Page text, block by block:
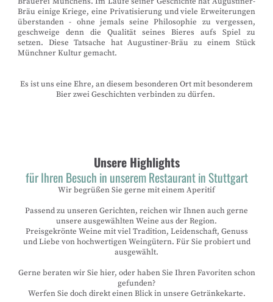
Bräu einige Kriege, eine Privatisierung und viele Erweiterungen
überstanden - ohne jemals seine Philosophie zu vergessen,
geschweige denn die Qualität seines Bieres aufs Spiel zu
setzen. Diese Tatsache hat Augustiner-Bräu zu einem Stück
Münchner Kultur gemacht.
Es ist uns eine Ehre, an diesem besonderen Ort mit besonderem
Bier zwei Geschichten verbinden zu dürfen.
Unsere Highlights
für Ihren Besuch in unserem Restaurant in Stuttgart
Wir begrüßen Sie gerne mit einem Aperitif
Passend zu unseren Gerichten, reichen wir Ihnen auch gerne
unsere ausgewählten Weine aus der Region.
Preisgekrönte Weine mit viel Tradition, Leidenschaft, Genuss
und Liebe von hochwertigen Weingütern. Für Sie probiert und
ausgewählt.
Gerne beraten wir Sie hier, oder haben Sie Ihren Favoriten schon
gefunden?
Werfen Sie doch direkt einen Blick in unsere Getränkekarte.